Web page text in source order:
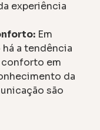
experiência
Em
a tendência
conforto em
da
são